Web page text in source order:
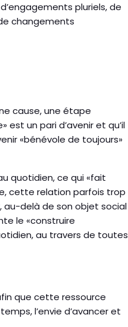
pluriels, de
changements
cause, une étape
un pari d’avenir et qu’il
«bénévole de toujours»
quotidien, ce qui «fait
cette relation parfois trop
au-delà de son objet social
le «construire
au travers de toutes
que cette ressource
l’envie d’avancer et